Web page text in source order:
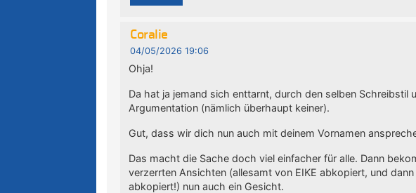
Coralie
04/05/2026 19:06
Ohja!
Da hat ja jemand sich enttarnt, durch den selben Schreibstil
Argumentation (nämlich überhaupt keiner).
Gut, dass wir dich nun auch mit deinem Vornamen
Das macht die Sache doch viel einfacher für alle. Dann
verzerrten Ansichten (allesamt von EIKE abkopiert, und
abkopiert!) nun auch ein Gesicht.